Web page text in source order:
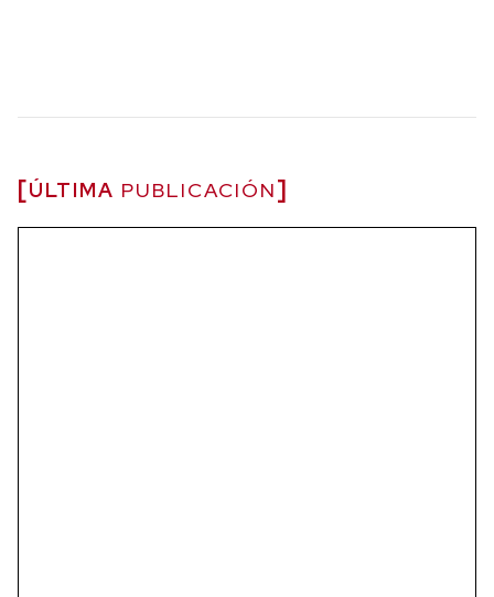
ÚLTIMA PUBLICACIÓN